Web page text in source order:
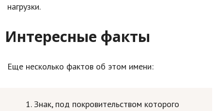
нагрузки.
Интересные факты
Еще несколько фактов об этом имени:
Знак, под покровительством которого